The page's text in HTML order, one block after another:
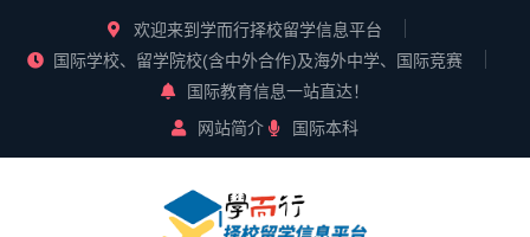
欢迎来到学而行择校留学信息平台
国际学校、留学院校(含中外合作)及海外中学、国际竞赛
国际教育信息一站直达！
网站简介
国际本科